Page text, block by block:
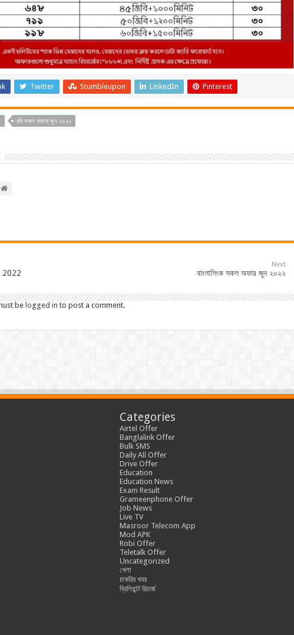
Twitter Stumbleupon LinkedIn Pinterest
রবি সকল অফার জুন ২০২২
2022
Next
বাংলালিংক সকল অফার জুন ২০২২
be logged in to post a comment.
Categories
Airtel Offer
Banglalink Offer
Bulk SMS
Daily All Offer
Drive Offer
Education
Education News
Exam Result
Grameenphone Offer
Job News
Live TV
Masroor Telecom App
Mod APK
Robi Offer
Teletalk Offer
Uncategorized
খেলা
চাকরির খবর
ব্রিলিয়ান্ট রিচার্জ